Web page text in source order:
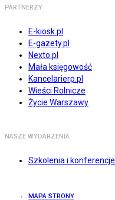
PARTNERZY
E-kiosk.pl
E-gazety.pl
Nexto.pl
Mała księgowość
Kancelarierp.pl
Wieści Rolnicze
Życie Warszawy
NASZE WYDARZENIA
Szkolenia i konferencje
MAPA STRONY